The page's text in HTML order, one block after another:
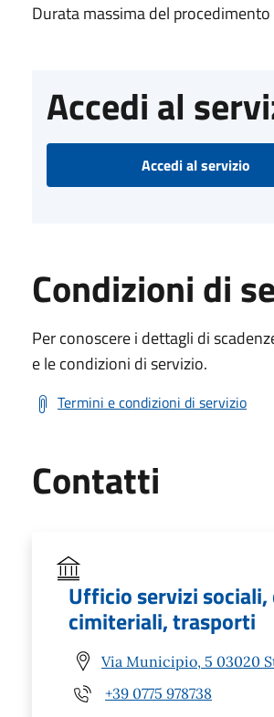
Durata massima del
Accedi al
Accedi al servizio
Condizioni di
Per conoscere i dettagli di
e le condizioni di servizio.
Termini e condizioni di servizio
Contatti
Ufficio servizi
cimiteriali, trasporti
Via Municipio, 5 03020
+39 0775 978738